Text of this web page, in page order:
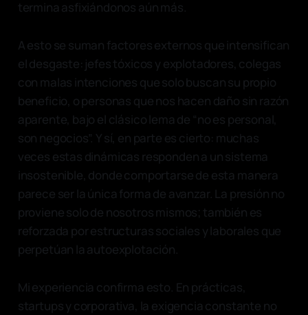
termina asfixiándonos aún más.
A esto se suman factores externos que intensifican
el desgaste: jefes tóxicos y explotadores, colegas
con malas intenciones que solo buscan su propio
beneficio, o personas que nos hacen daño sin razón
aparente, bajo el clásico lema de “no es personal,
son negocios”. Y sí, en parte es cierto: muchas
veces estas dinámicas responden a un sistema
insostenible, donde comportarse de esta manera
parece ser la única forma de avanzar. La presión no
proviene solo de nosotros mismos; también es
reforzada por estructuras sociales y laborales que
perpetúan la autoexplotación.
Mi experiencia confirma esto. En prácticas,
startups y corporativa, la exigencia constante no